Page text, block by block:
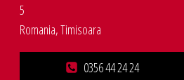
5
Romania, Timisoara
0356 44 24 24